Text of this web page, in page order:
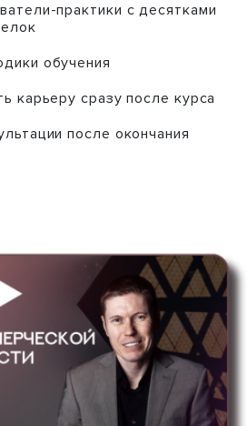
практики с десятками
обучения
карьеру сразу после курса
после окончания